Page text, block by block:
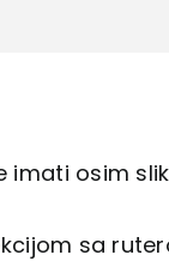
osim
sa